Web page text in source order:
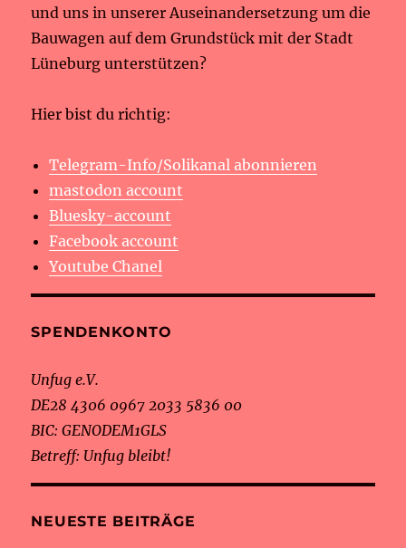
und uns in unserer Auseinandersetzung um die
Bauwagen auf dem Grundstück mit der Stadt
Lüneburg unterstützen?
Hier bist du richtig:
Telegram-Info/Solikanal abonnieren
mastodon account
Bluesky-account
Facebook account
Youtube Chanel
SPENDENKONTO
Unfug e.V.
DE28 4306 0967 2033 5836 00
BIC: GENODEM1GLS
Betreff: Unfug bleibt!
NEUESTE BEITRÄGE